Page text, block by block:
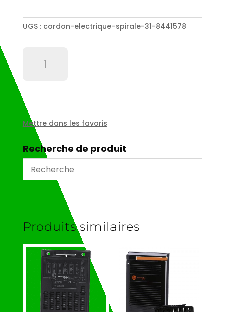
UGS : cordon-electrique-spirale-31-8441578
spirale
3*1
-
8441578
Mettre dans les favoris
Recherche de produit
Produits similaires